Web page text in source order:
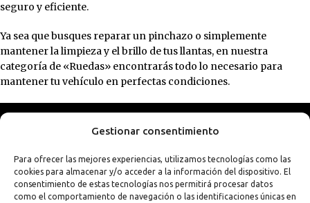
Gestionar consentimiento
Para ofrecer las mejores experiencias, utilizamos tecnologías como las
cookies para almacenar y/o acceder a la información del dispositivo. El
consentimiento de estas tecnologías nos permitirá procesar datos
como el comportamiento de navegación o las identificaciones únicas en
seguro y eficiente.
Ya sea que busques reparar un pinchazo o simplemente
mantener la limpieza y el brillo de tus llantas, en nuestra
categoría de «Ruedas» encontrarás todo lo necesario para
mantener tu vehículo en perfectas condiciones.